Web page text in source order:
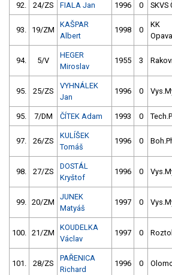
92. 24/ZS FIALA Jan 1996 0 SKVS
93. 19/ZM
KAŠPAR
Albert
1998 0
KK
Opava
94. 5/V
HEGER
Miroslav
1955 3
95. 25/ZS
VYHNÁLEK
Jan
1996 0
95. 7/DM ČÍTEK Adam 1993 0
97. 26/ZS
KULÍŠEK
Tomáš
1996 0
98. 27/ZS
DOSTÁL
Kryštof
1996 0
99. 20/ZM
JUNEK
Matyáš
1997 0
100. 21/ZM
KOUDELKA
Václav
1997 0
101. 28/ZS
PAŘENICA
Richard
1996 0